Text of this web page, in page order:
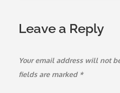
Leave a Reply
Your email address will not
fields are marked *